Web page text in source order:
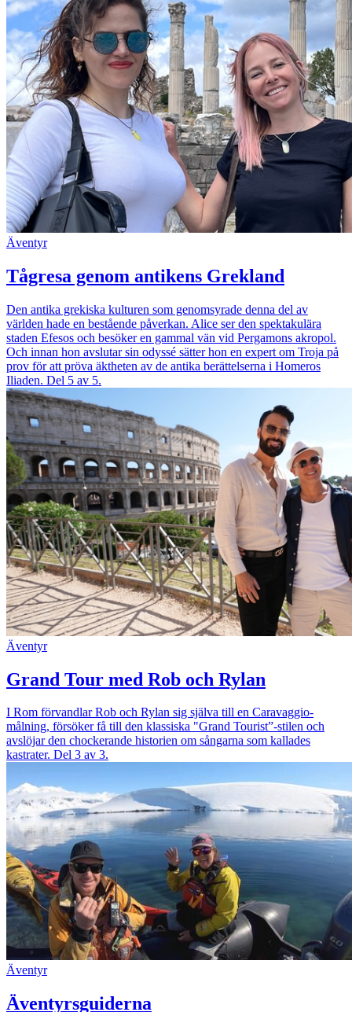
Äventyr
Tågresa genom antikens Grekland
Den antika grekiska kulturen som genomsyrade denna del av
världen hade en bestående påverkan. Alice ser den spektakulära
staden Efesos och besöker en gammal vän vid Pergamons akropol.
Och innan hon avslutar sin odyssé sätter hon en expert om Troja på
prov för att pröva äktheten av de antika berättelserna i Homeros
Iliaden. Del 5 av 5.
Äventyr
Grand Tour med Rob och Rylan
I Rom förvandlar Rob och Rylan sig själva till en Caravaggio-
målning, försöker få till den klassiska "Grand Tourist”-stilen och
avslöjar den chockerande historien om sångarna som kallades
kastrater. Del 3 av 3.
Äventyr
Äventyrsguiderna